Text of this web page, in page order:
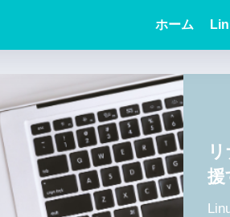
ホーム
援